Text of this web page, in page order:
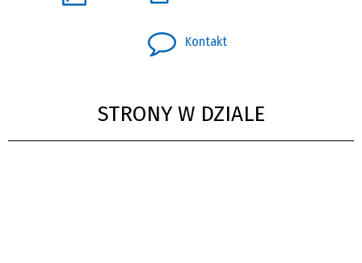
Kontakt
STRONY W DZIALE